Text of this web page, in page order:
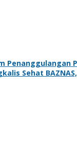
Penanggulangan
Sehat